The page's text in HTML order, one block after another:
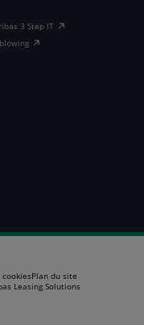
3 Step IT
Plan du site
Leasing Solutions